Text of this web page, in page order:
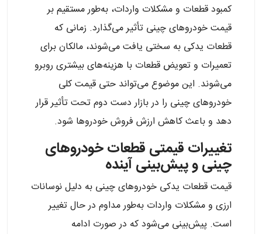
کمبود قطعات و مشکلات واردات، به‌طور مستقیم بر
قیمت خودروهای چینی تأثیر می‌گذارد. زمانی که
قطعات یدکی به سختی یافت می‌شوند، مالکان برای
تعمیرات و تعویض قطعات با هزینه‌های بیشتری روبرو
می‌شوند. این موضوع می‌تواند حتی قیمت کلی
خودروهای چینی را در بازار دست دوم تحت تأثیر قرار
دهد و باعث کاهش ارزش فروش خودروها شود.
تغییرات قیمتی قطعات خودروهای
چینی و پیش‌بینی آینده
قیمت قطعات یدکی خودروهای چینی به دلیل نوسانات
ارزی و مشکلات واردات به‌طور مداوم در حال تغییر
است. پیش‌بینی می‌شود که در صورت ادامه